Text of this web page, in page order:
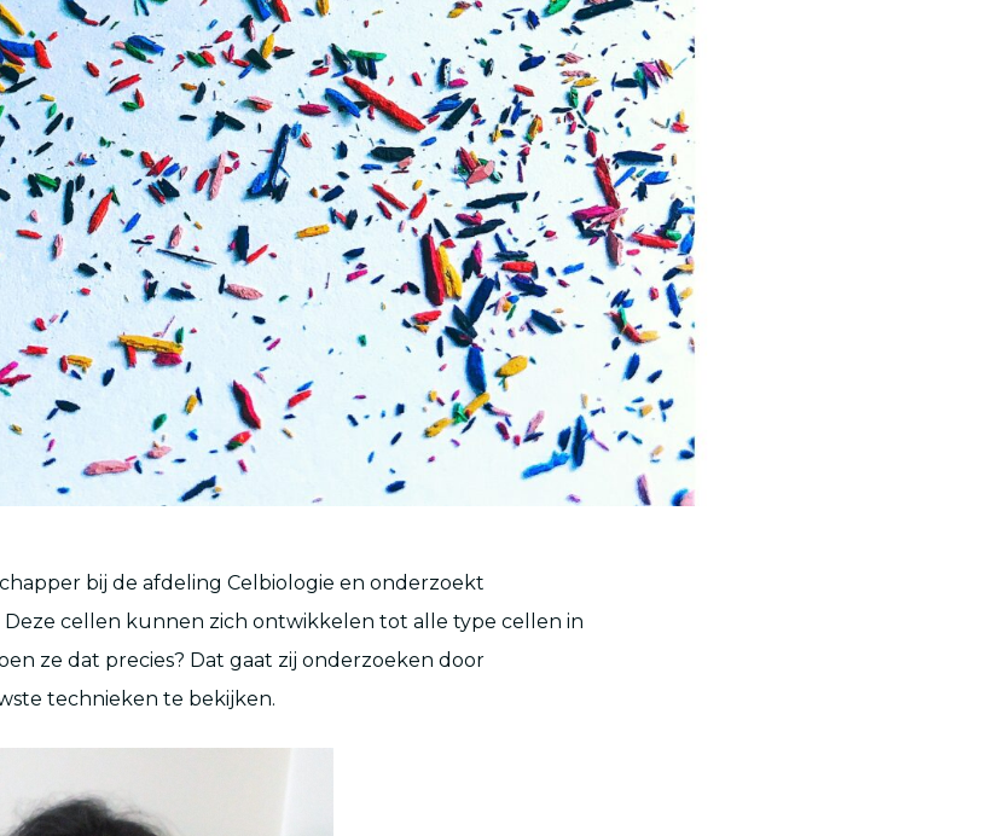
bij de afdeling Celbiologie en onderzoekt
cellen kunnen zich ontwikkelen tot alle type cellen in
ze dat precies? Dat gaat zij onderzoeken door
technieken te bekijken.